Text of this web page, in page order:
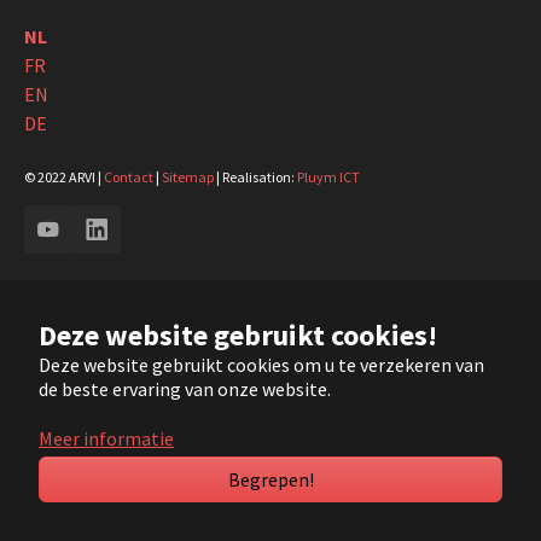
Deze website gebruikt cookies!
Deze website gebruikt cookies om u te verzekeren van
de beste ervaring van onze website.
Meer informatie
Begrepen!
NL
FR
EN
DE
© 2022 ARVI | Contact | Sitemap | Realisation: Pluym ICT
YouTubeLinkedIn